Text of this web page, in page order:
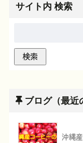
サイト内 検索
ブログ（最近
沖縄